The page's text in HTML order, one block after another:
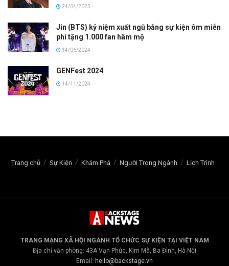
24/04/2025
Jin (BTS) kỷ niệm xuất ngũ bằng sự kiện ôm miễn
phí tặng 1.000 fan hâm mộ
14/06/2024
GENFest 2024
14/11/2024
Trang chủ Sự Kiện Khám Phá Người Trong Ngành Lịch Trình
TRANG MẠNG XÃ HỘI NGÀNH TỔ CHỨC SỰ KIỆN TẠI VIỆT NAM
Địa chỉ văn phòng: 43A Vạn Phúc, Kim Mã, Ba Đình, Hà Nội
Email: hello@backstage.vn